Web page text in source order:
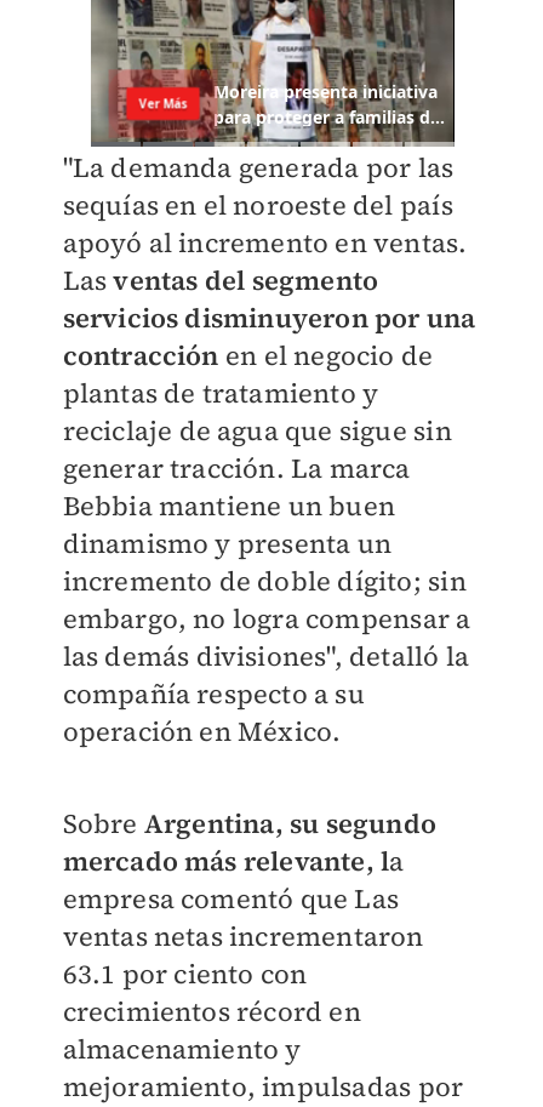
"La demanda generada por las
sequías en el noroeste del país
apoyó al incremento en ventas.
Lasventas del segmento
servicios disminuyeron por una
contracción en el negocio de
plantas de tratamiento y
reciclaje de agua que sigue sin
generar tracción. La marca
Bebbia mantiene un buen
dinamismo y presenta un
incremento de doble dígito; sin
embargo, no logra compensar a
las demás divisiones", detalló la
compañía respecto a su
operación en México.
Sobre Argentina, su segundo
mercado más relevante, la
empresa comentó que Las
ventas netas incrementaron
63.1 por ciento con
crecimientos récord en
almacenamiento y
mejoramiento, impulsadas por